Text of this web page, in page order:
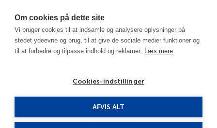
Om cookies på dette site
Vi bruger cookies til at indsamle og analysere oplysninger på
stedet ydeevne og brug, til at give de sociale medier funktioner og
til at forbedre og tilpasse indhold og reklamer. Læs mere
Cookies-indstillinger
AFVIS ALT
New York Area - NY
The Jane 2**